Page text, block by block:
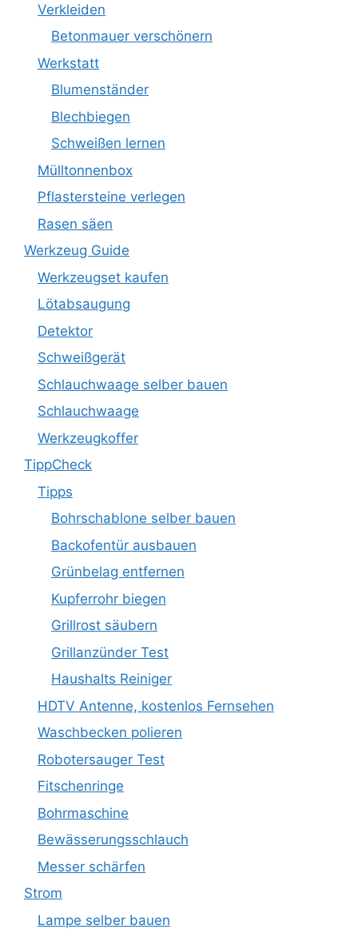
Verkleiden
Betonmauer verschönern
Werkstatt
Blumenständer
Blechbiegen
Schweißen lernen
Mülltonnenbox
Pflastersteine verlegen
Rasen säen
Werkzeug Guide
Werkzeugset kaufen
Lötabsaugung
Detektor
Schweißgerät
Schlauchwaage selber bauen
Schlauchwaage
Werkzeugkoffer
TippCheck
Tipps
Bohrschablone selber bauen
Backofentür ausbauen
Grünbelag entfernen
Kupferrohr biegen
Grillrost säubern
Grillanzünder Test
Haushalts Reiniger
HDTV Antenne, kostenlos Fernsehen
Waschbecken polieren
Robotersauger Test
Fitschenringe
Bohrmaschine
Bewässerungsschlauch
Messer schärfen
Strom
Lampe selber bauen